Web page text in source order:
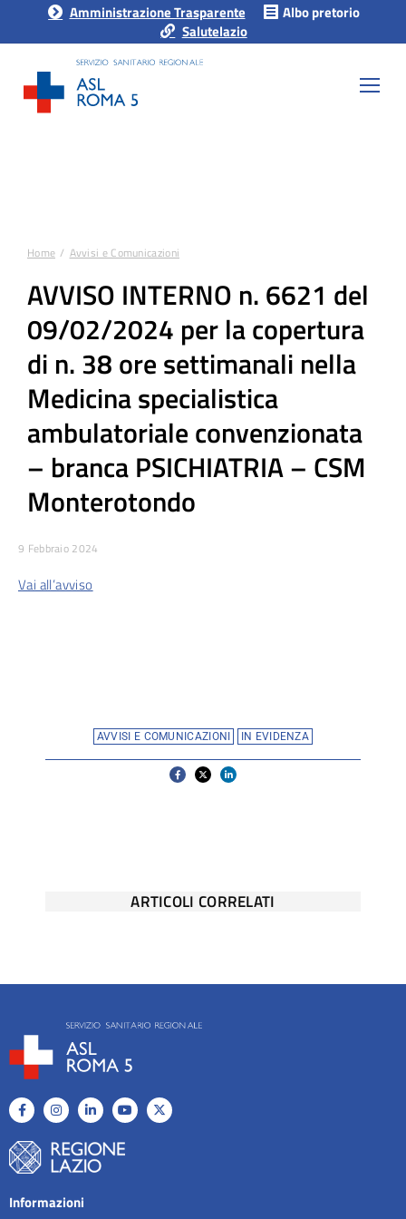
Amministrazione Trasparente
Albo pretorio
Salutelazio
Tu sei qui:
Home Avvisi e Comunicazioni
AVVISO INTERNO n. 6621 del
09/02/2024 per la copertura
di n. 38 ore settimanali nella
Medicina specialistica
ambulatoriale convenzionata
– branca PSICHIATRIA – CSM
Monterotondo
9 Febbraio 2024
Vai all’avviso
AVVISI E COMUNICAZIONI IN EVIDENZA
ARTICOLI CORRELATI
Informazioni